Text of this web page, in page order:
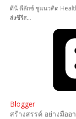
ดีนี่ ดีลักซ์ ชูแนวคิด
ส่งซีรีส…
Blogger
สร้างสรรค์ อย่างมืออ